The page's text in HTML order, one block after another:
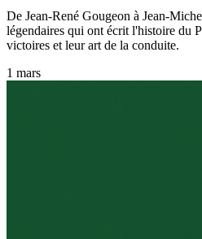
De Jean-René Gougeon à Jean-
légendaires qui ont écrit l'histoire du
victoires et leur art de la conduite.
1 mars